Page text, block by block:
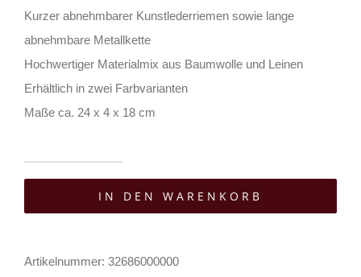
Kurzer abnehmbarer Kunstlederriemen sowie lange
abnehmbare Metallkette
Hochwertiger Materialmix aus Baumwolle und Leinen
Erhältlich in zwei Farbvarianten
Maße ca. 24 x 4 x 18 cm
Tasche
Vintage
IN DEN WARENKORB
Artikelnummer: 32686000000